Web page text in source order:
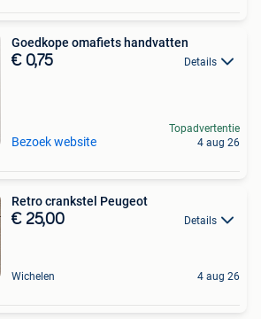
Goedkope omafiets handvatten
€ 0,75 Details
Bezoek website
Topadvertentie
4 aug 26
Retro crankstel Peugeot
€ 25,00 Details
Wichelen 4 aug 26